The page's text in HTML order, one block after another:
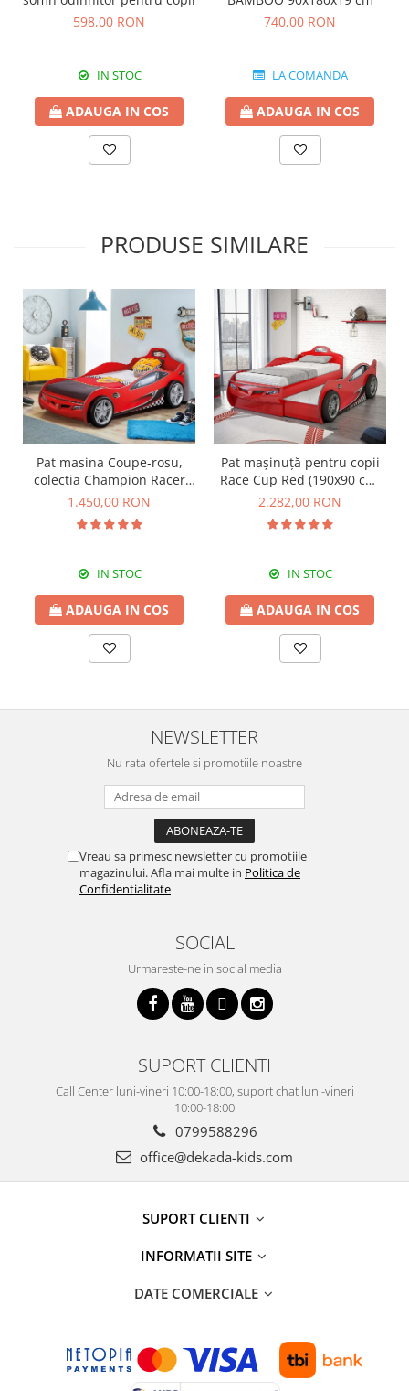
598,00 RON
IN STOC
ADAUGA IN COS
740,00 RON
LA COMANDA
ADAUGA IN COS
PRODUSE SIMILARE
Pat masina Coupe-rosu,
colectia Champion Racer
90x190 Cm
1.450,00 RON
IN STOC
ADAUGA IN COS
Pat mașinuță pentru copii
Race Cup Red (190x90 cm)
cu pat suplimentar (90x180
2.282,00 RON
IN STOC
ADAUGA IN COS
NEWSLETTER
Nu rata ofertele si promotiile noastre
Vreau sa primesc newsletter cu promotiile
magazinului. Afla mai multe in Politica de
Confidentialitate
SOCIAL
Urmareste-ne in social media
SUPORT CLIENTI
Call Center luni-vineri 10:00-18:00, suport chat luni-vineri
10:00-18:00
0799588296
office@dekada-kids.com
SUPORT CLIENTI
INFORMATII SITE
DATE COMERCIALE